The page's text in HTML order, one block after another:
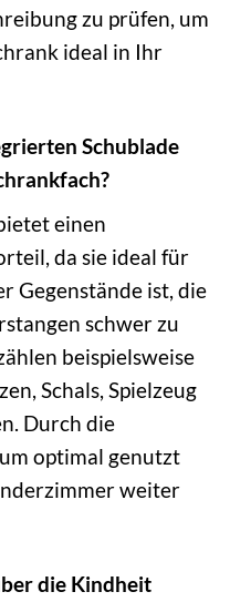
zu prüfen, um
ideal in Ihr
Schublade
einen
da sie ideal für
Gegenstände ist, die
schwer zu
beispielsweise
Schals, Spielzeug
Durch die
optimal genutzt
weiter
die Kindheit